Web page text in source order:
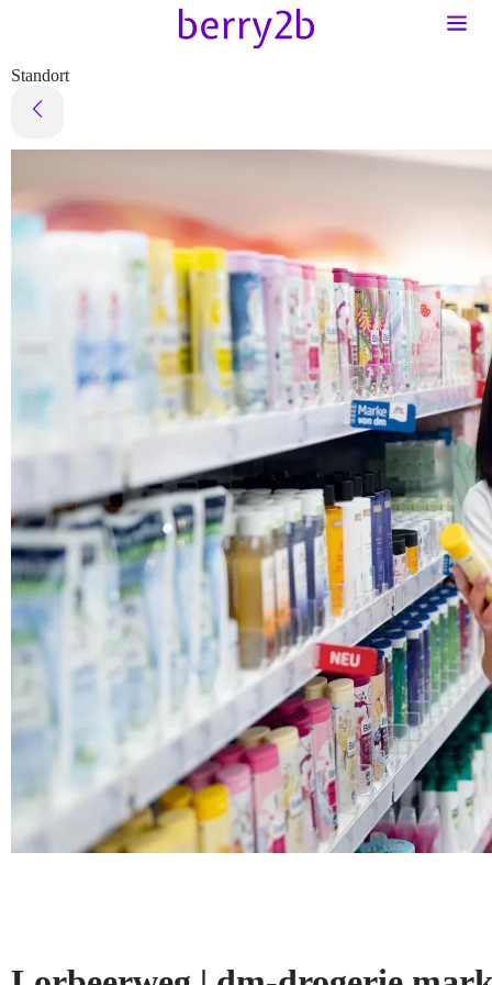
Standort